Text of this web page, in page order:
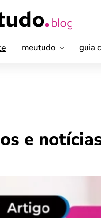
meutudo guia
e